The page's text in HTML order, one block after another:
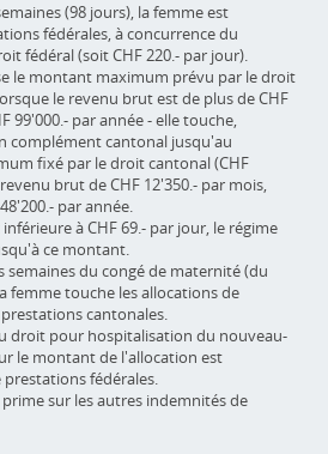
(98 jours), la femme est
fédérales, à concurrence du
fédéral (soit CHF 220.- par jour).
le montant maximum prévu par le droit
le revenu brut est de plus de CHF
99'000.- par année - elle touche,
complément cantonal jusqu'au
fixé par le droit cantonal (CHF
brut de CHF 12'350.- par mois,
par année.
à CHF 69.- par jour, le régime
ce montant.
semaines du congé de maternité (du
femme touche les allocations de
cantonales.
droit pour hospitalisation du nouveau-
le montant de l'allocation est
fédérales.
sur les autres indemnités de